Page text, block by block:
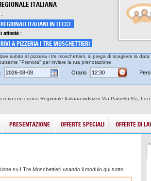
ITALIANA
ITALIANI IN LECCE
attività :
A PIZZERIA I TRE MOSCHETTIERI
subito al pizzeria i tre moschettieri, si prega di scegliere la
"Prenota" per inviare la tua prenotazione
Orario
con cucina Regionale Italiana indirizzo Via Paisiello 9/a,
PRESENTAZIONE OFFERTE SPECIALI OFFERTE DI
su I Tre Moschettieri usando il modulo qui sotto.